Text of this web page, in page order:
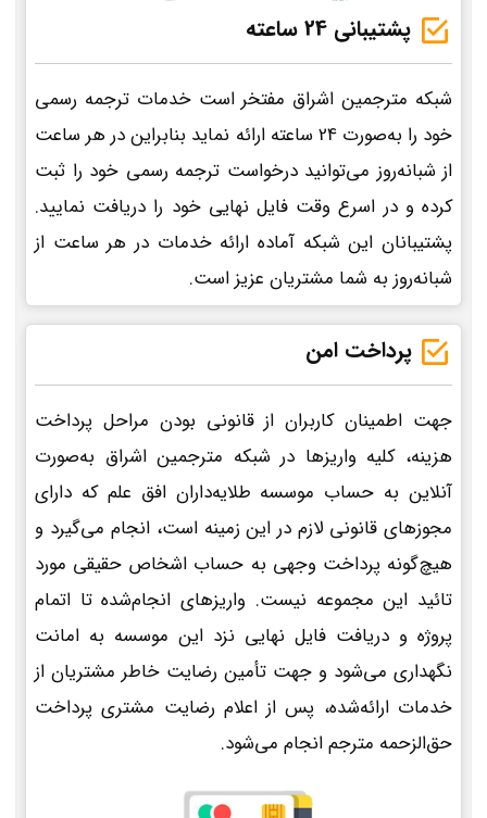
پشتیبانی 24 ساعته
شبکه مترجمین اشراق مفتخر است خدمات ترجمه رسمی
خود را به‌صورت 24 ساعته ارائه نماید بنابراین در هر ساعت
از شبانه‌روز می‌توانید درخواست ترجمه رسمی خود را ثبت
کرده و در اسرع وقت فایل نهایی خود را دریافت نمایید.
پشتیبانان این شبکه آماده ارائه خدمات در هر ساعت از
شبانه‌روز به شما مشتریان عزیز است.
پرداخت امن
جهت اطمینان کاربران از قانونی بودن مراحل پرداخت
هزینه، کلیه واریزها در شبکه مترجمین اشراق به‌صورت
آنلاین به حساب موسسه طلایه‌داران افق علم که دارای
مجوزهای قانونی لازم در این زمینه است، انجام می‌گیرد و
هیچ‌گونه پرداخت وجهی به حساب اشخاص حقیقی مورد
تائید این مجموعه نیست. واریزهای انجام‌شده تا اتمام
پروژه و دریافت فایل نهایی نزد این موسسه به امانت
نگهداری می‌شود و جهت تأمین رضایت خاطر مشتریان از
خدمات ارائه‌شده، پس از اعلام رضایت مشتری پرداخت
حق‌الزحمه مترجم انجام می‌شود.